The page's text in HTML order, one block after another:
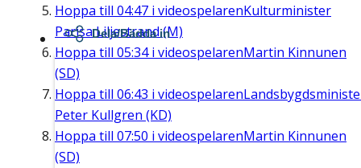
Hoppa till 04:47 i videospelarenKulturminister
Parisa Liljestrand (M)
Hoppa till 05:34i videospelarenMartin Kinnunen
(SD)
Hoppa till 06:43 i videospelaren
Peter Kullgren (KD)
Hoppa till 07:50 i videospelarenMartin Kinnunen
(SD)
Dela/Bädda in